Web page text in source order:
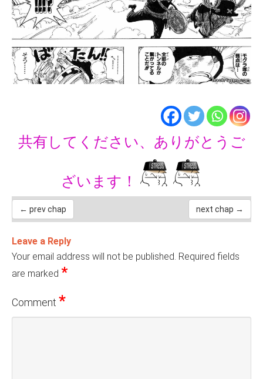
共有してください、ありがとうご
ざいます！
← prev chap next chap →
Leave a Reply
Your email address will not be published. Required fields
are marked *
Comment *